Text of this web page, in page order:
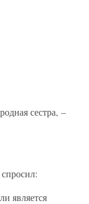
сестра, –
является